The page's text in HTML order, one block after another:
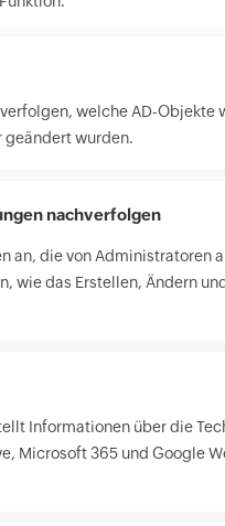
welche AD-Objekte
geändert wurden.
nachverfolgen
an, die von Administratoren
wie das Erstellen, Ändern
Informationen über die
Microsoft 365 und Google